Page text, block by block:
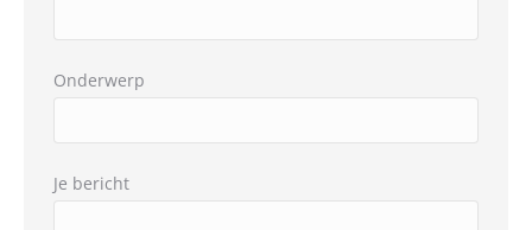
Onderwerp
Je bericht